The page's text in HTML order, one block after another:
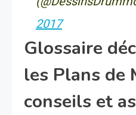
2017
Glossaire
les Plans de
conseils et